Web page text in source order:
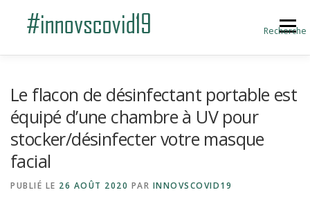
Recherche
Menu
SOUMETTRE UNE INNOVATION
Le flacon de désinfectant portable est
équipé d’une chambre à UV pour
stocker/désinfecter votre masque
facial
PUBLIÉ LE 26 AOÛT 2020 PAR INNOVSCOVID19